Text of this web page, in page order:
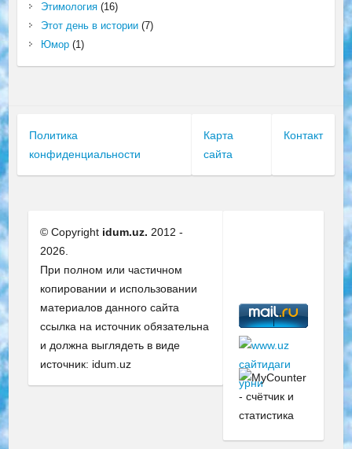
Этимология(16)
Этот день в истории(7)
Юмор(1)
Политика
конфиденциальности
Карта
сайта
Контакт
© Copyright idum.uz. 2012 -
2026.
При полном или частичном
копировании и использовании
материалов данного сайта
ссылка на источник обязательна
и должна выглядеть в виде
источник: idum.uz